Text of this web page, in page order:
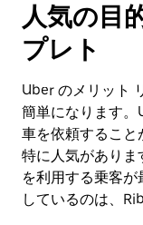
人気の目
プレト
Uber のメリット
簡単になります
車を依頼すること
特に人気があり
を利用する乗客
しているのは、